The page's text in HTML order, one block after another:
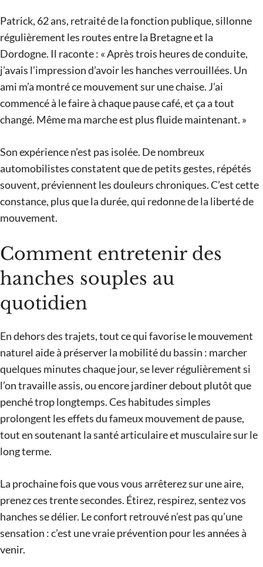
Patrick, 62 ans, retraité de la fonction publique, sillonne
régulièrement les routes entre la Bretagne et la
Dordogne. Il raconte : « Après trois heures de conduite,
j’avais l’impression d’avoir les hanches verrouillées. Un
ami m’a montré ce mouvement sur une chaise. J’ai
commencé à le faire à chaque pause café, et ça a tout
changé. Même ma marche est plus fluide maintenant. »
Son expérience n’est pas isolée. De nombreux
automobilistes constatent que de petits gestes, répétés
souvent, préviennent les douleurs chroniques. C’est cette
constance, plus que la durée, qui redonne de la liberté de
mouvement.
Comment entretenir des
hanches souples au
quotidien
En dehors des trajets, tout ce qui favorise le mouvement
naturel aide à préserver la mobilité du bassin : marcher
quelques minutes chaque jour, se lever régulièrement si
l’on travaille assis, ou encore jardiner debout plutôt que
penché trop longtemps. Ces habitudes simples
prolongent les effets du fameux mouvement de pause,
tout en soutenant la santé articulaire et musculaire sur le
long terme.
La prochaine fois que vous vous arrêterez sur une aire,
prenez ces trente secondes. Étirez, respirez, sentez vos
hanches se délier. Le confort retrouvé n’est pas qu’une
sensation : c’est une vraie prévention pour les années à
venir.